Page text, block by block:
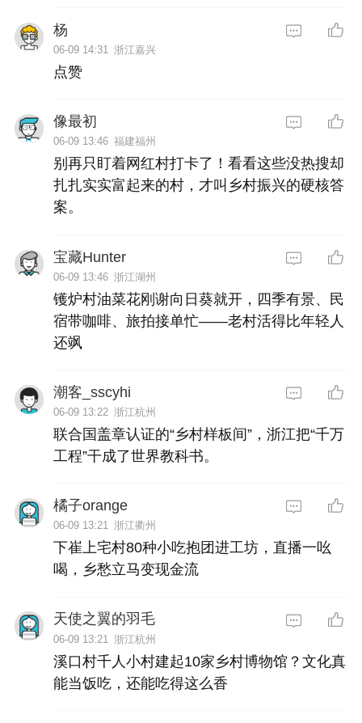
杨
06-09 14:31 浙江嘉兴
点赞
像最初
06-09 13:46 福建福州
别再只盯着网红村打卡了！看看这些没热搜却
扎扎实实富起来的村，才叫乡村振兴的硬核答
案。
宝藏Hunter
06-09 13:46 浙江湖州
镬炉村油菜花刚谢向日葵就开，四季有景、民
宿带咖啡、旅拍接单忙——老村活得比年轻人
还飒
潮客_sscyhi
06-09 13:22 浙江杭州
联合国盖章认证的“乡村样板间”，浙江把“千万
工程”干成了世界教科书。
橘子orange
06-09 13:21 浙江衢州
下崔上宅村80种小吃抱团进工坊，直播一吆
喝，乡愁立马变现金流
天使之翼的羽毛
06-09 13:21 浙江杭州
溪口村千人小村建起10家乡村博物馆？文化真
能当饭吃，还能吃得这么香